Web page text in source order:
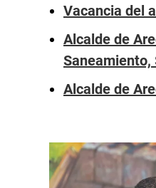
Vacancia del
Alcalde de
Saneamiento,
Alcalde de